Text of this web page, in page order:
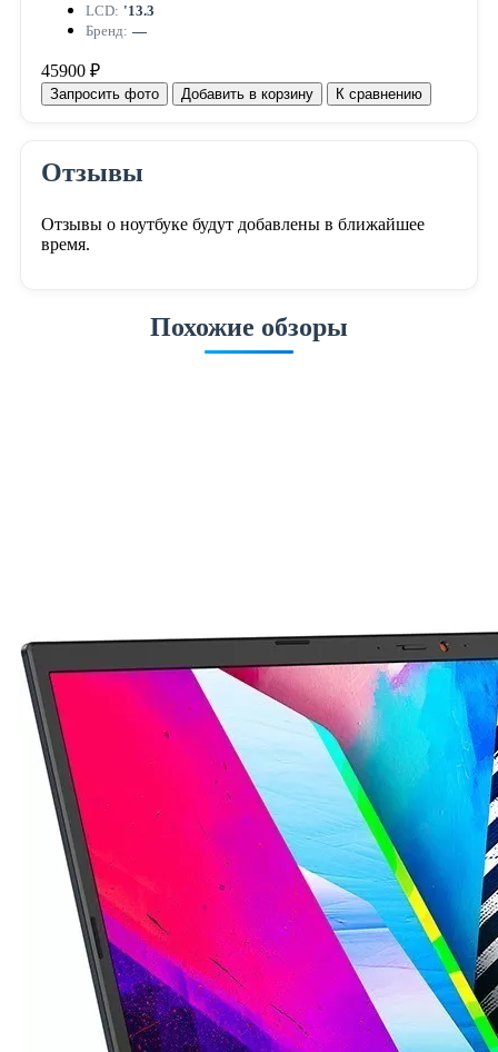
LCD: '13.3
Бренд: —
45900 ₽
Запросить фото Добавить в корзину К сравнению
Отзывы
Отзывы о ноутбуке будут добавлены в ближайшее
время.
Похожие обзоры